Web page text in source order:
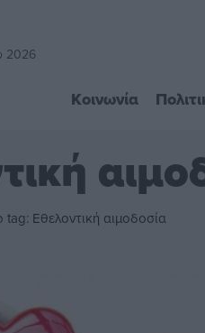
2026
Κοινωνία
Εθελοντική αιμοδοσία